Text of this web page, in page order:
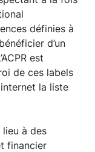
définies à
d’un
est
de ces labels
la liste
lieu à des
financier